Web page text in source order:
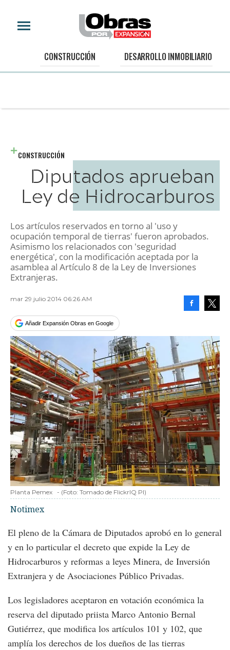
CONSTRUCCIÓN DESARROLLO INMOBILIARIO
CONSTRUCCIÓN
Diputados aprueban
Ley de Hidrocarburos
Los artículos reservados en torno al 'uso y
ocupación temporal de tierras' fueron aprobados.
Asimismo los relacionados con 'seguridad
energética', con la modificación aceptada por la
asamblea al Artículo 8 de la Ley de Inversiones
Extranjeras.
mar 29 julio 2014 06:26 AM
Añadir Expansión Obras en Google
Planta Pemex - (Foto: Tomado de FlickrIQ PI)
Notimex
El pleno de la Cámara de Diputados aprobó en lo general
y en lo particular el decreto que expide la Ley de
Hidrocarburos y reformas a leyes Minera, de Inversión
Extranjera y de Asociaciones Público Privadas.
Los legisladores aceptaron en votación económica la
reserva del diputado priista Marco Antonio Bernal
Gutiérrez, que modifica los artículos 101 y 102, que
amplía los derechos de los dueños de las tierras